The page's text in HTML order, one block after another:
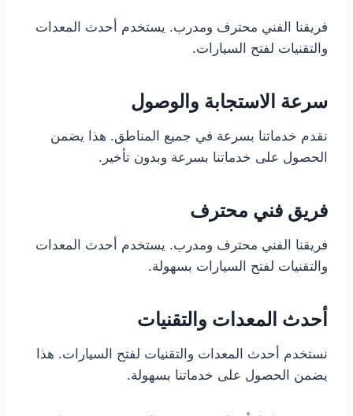
فريقنا الفني محترف ومدرب. يستخدم أحدث المعدات
والتقنيات لفتح السيارات.
سرعة الاستجابة والوصول
نقدم خدماتنا بسرعة في جميع المناطق. هذا يضمن
الحصول على خدماتنا بسرعة وبدون تأخير.
فريق فني محترف
فريقنا الفني محترف ومدرب. يستخدم أحدث المعدات
والتقنيات لفتح السيارات بسهولة.
أحدث المعدات والتقنيات
نستخدم أحدث المعدات والتقنيات لفتح السيارات. هذا
يضمن الحصول على خدماتنا بسهولة.